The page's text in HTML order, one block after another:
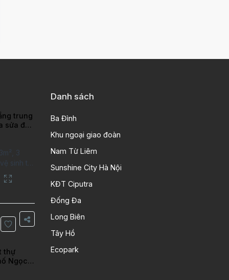
trung
sửa đẹp
3
sinh tại
Hanoi
Căn
chất
gỗ, bếp
gian
tin
tích:
thự
Ngọc
Danh sách
Ba Đình
Khu ngoại giao đoàn
Nam Từ Liêm
Sunshine City Hà Nội
KĐT Ciputra
Đống Đa
Long Biên
Tây Hồ
Ecopark